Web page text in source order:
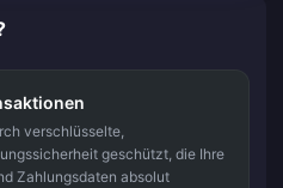
verschlüsselte,
geschützt, die Ihre
Zahlungsdaten absolut